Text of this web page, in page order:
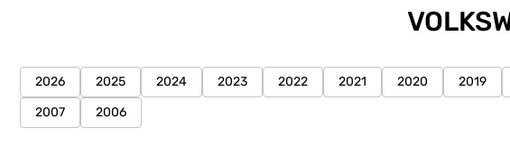
2026 2025 2024 2023 2022 2021 2020 2019
2007
2006